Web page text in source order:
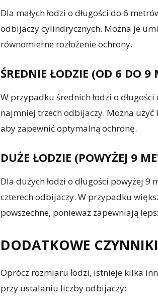
Dla małych łodzi o długości do 6
odbijaczy cylindrycznych. Można je
równomierne rozłożenie ochrony.
ŚREDNIE ŁODZIE (OD 6 DO 9
W przypadku średnich łodzi o
najmniej trzech odbijaczy. Można
aby zapewnić optymalną ochronę.
DUŻE ŁODZIE (POWYŻEJ 9
Dla dużych łodzi o długości powyżej
czterech odbijaczy. W przypadku
powszechne, ponieważ zapewniają
DODATKOWE
Oprócz rozmiaru łodzi, istnieje kilka
przy ustalaniu liczby odbijaczy: